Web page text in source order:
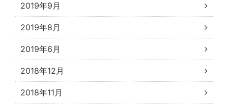
2019年9月
2019年8月
2019年6月
2018年12月
2018年11月